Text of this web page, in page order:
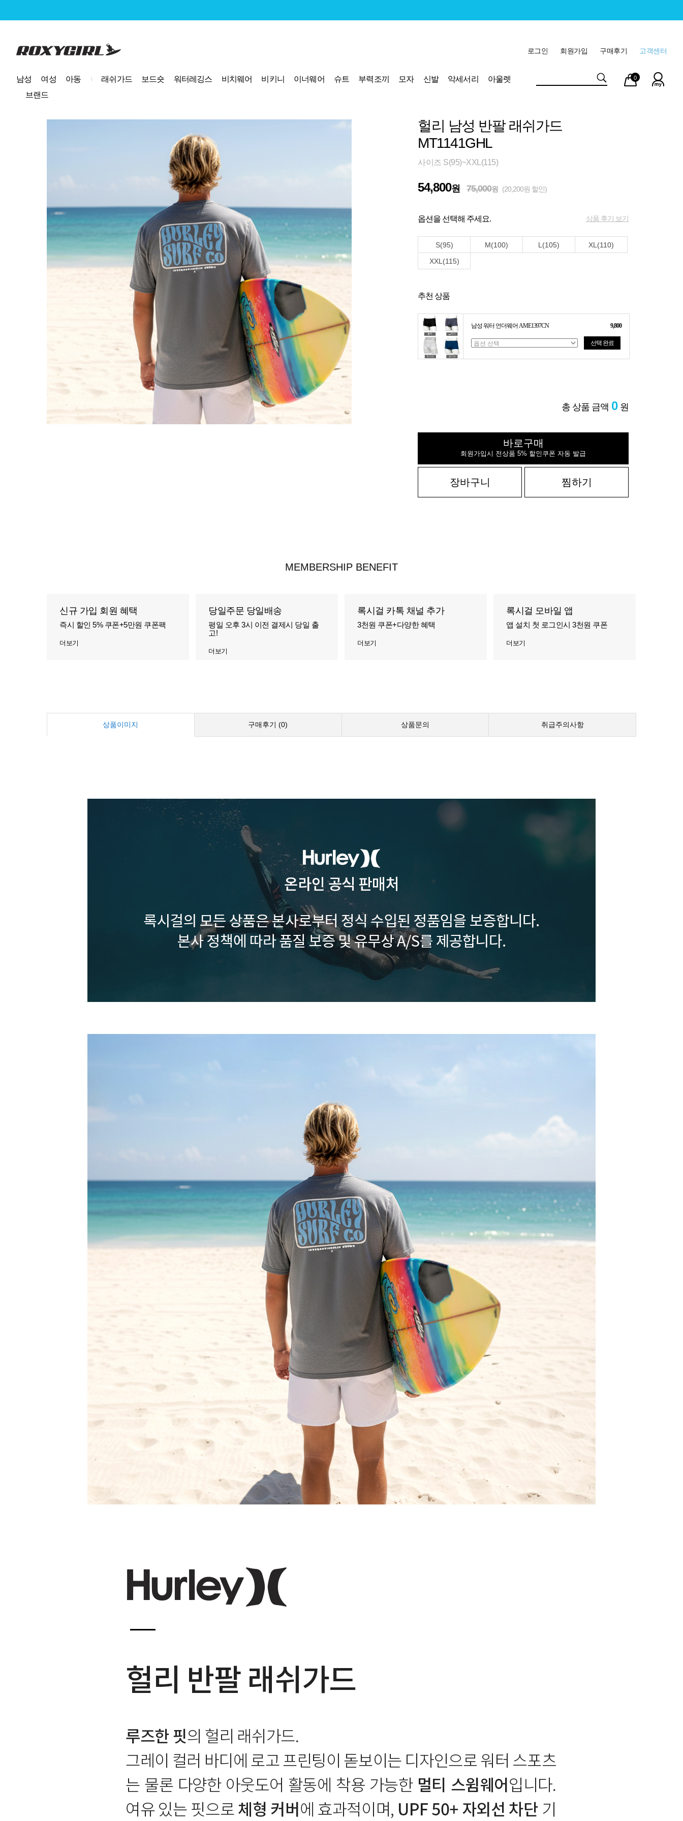
로고 고객센터
구매후기
회원가입
로그인
남성 여성 아동 래쉬가드 보드숏 워터레깅스 비치웨어 비키니 이너웨어 슈트 부력조끼 모자 신발 악세서리
아울렛
브랜드
마이
페이
장바
구니
0
헐리 남성 반팔 래쉬가드
MT1141GHL
사이즈 S(95)~XXL(115)
54,800원 75,000원 (20,200원 할인)
옵션을 선택해 주세요. 상품 후기 보기
S(95) M(100) L(105)
XL(110)
XXL(115)
추천 상품
남성 워터 언더웨어 AME1397CN 9,800
선택 완료
총 상품 금액 0 원
바로구매
회원가입시 전상품 5% 할인쿠폰 자동 발급
장바구니 찜하기
MEMBERSHIP BENEFIT
신규 가입 회원 혜택
즉시 할인 5% 쿠폰+5만원 쿠폰팩
더보기
당일주문 당일배송
평일 오후 3시 이전 결제시 당일 출
고!
더보기
록시걸 카톡 채널 추가
3천원 쿠폰+다양한 혜택
더보기
록시걸 모바일 앱
앱 설치 첫 로그인시 3천원 쿠폰
더보기
상품이미지 구매후기 (0) 상품문의 취급주의사항